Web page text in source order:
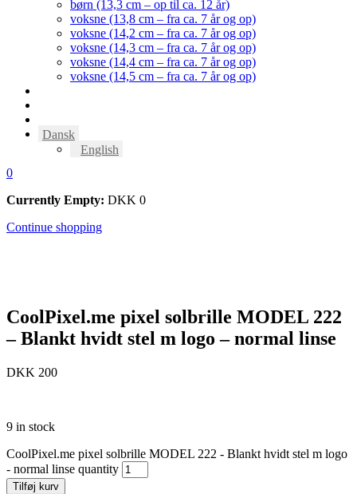
børn (13,3 cm – op til ca. 12 år)
voksne (13,8 cm – fra ca. 7 år og op)
voksne (14,2 cm – fra ca. 7 år og op)
voksne (14,3 cm – fra ca. 7 år og op)
voksne (14,4 cm – fra ca. 7 år og op)
voksne (14,5 cm – fra ca. 7 år og op)
Dansk
English
0
Currently Empty: DKK 0
Continue shopping
CoolPixel.me pixel solbrille MODEL 222
– Blankt hvidt stel m logo – normal linse
DKK 200
9 in stock
CoolPixel.me pixel solbrille MODEL 222 - Blankt hvidt stel m logo
- normal linse quantity
Tilføj kurv